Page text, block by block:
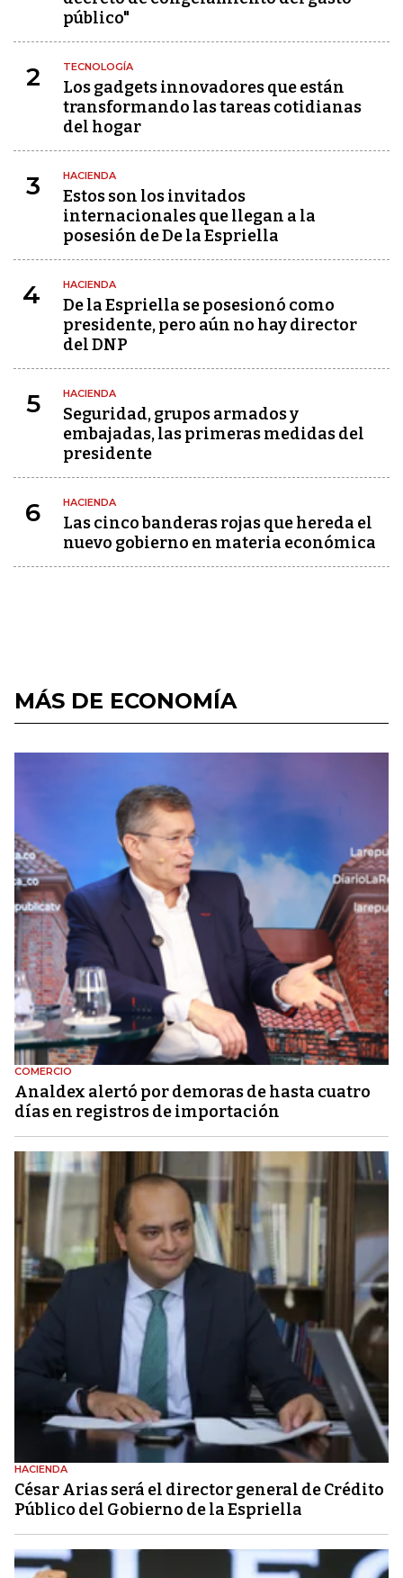
público"
2 TECNOLOGÍA
Los gadgets innovadores que están
transformando las tareas cotidianas
del hogar
3 HACIENDA
Estos son los invitados
internacionales que llegan a la
posesión de De la Espriella
4 HACIENDA
De la Espriella se posesionó como
presidente, pero aún no hay director
del DNP
5 HACIENDA
Seguridad, grupos armados y
embajadas, las primeras medidas del
presidente
6 HACIENDA
Las cinco banderas rojas que hereda el
nuevo gobierno en materia económica
MÁS DE ECONOMÍA
COMERCIO
Analdex alertó por demoras de hasta cuatro
días en registros de importación
HACIENDA
César Arias será el director general de Crédito
Público del Gobierno de la Espriella